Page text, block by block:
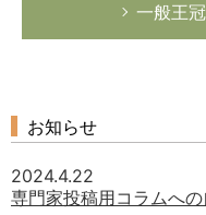
一般王
お知らせ
2024.4.22
専門家投稿用コラムへ